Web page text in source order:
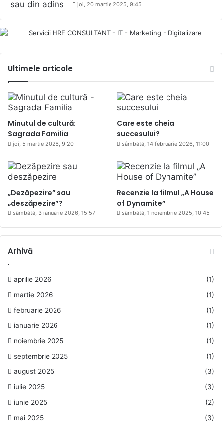
joi, 20 martie 2025, 9:45
Ultimele articole
Minutul de cultură:
Sagrada Familia
joi, 5 martie 2026, 9:20
Care este cheia
succesului?
sâmbătă, 14 februarie 2026, 11:00
„Dezăpezire” sau
„deszăpezire”?
sâmbătă, 3 ianuarie 2026, 15:57
Recenzie la filmul „A House
of Dynamite”
sâmbătă, 1 noiembrie 2025, 10:45
Arhivă
aprilie 2026
(1)
martie 2026
(1)
februarie 2026
(1)
ianuarie 2026
(1)
noiembrie 2025
(1)
septembrie 2025
(1)
august 2025
(3)
iulie 2025
(3)
iunie 2025
(2)
mai 2025
(3)